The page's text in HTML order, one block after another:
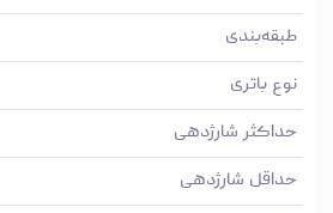
طبقه‌بندی
نوع باتری
حداکثر شارژدهی
حداقل شارژدهی